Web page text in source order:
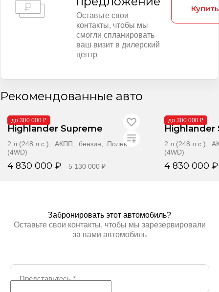
Оставьте свои
контакты, чтобы мы
смогли спланировать
ваш визит в дилерский
центр
Рекомендованные авто
до 300 000 ₽
В наличии
Highlander Supreme
2 л (248 л.с.), АКПП, бензин, Полный
(4WD)
4 830 000 ₽ 5 130 000 ₽
до 300 000 ₽
В наличии
Highlander
2 л (248 л.с.),
(4WD)
4 830 000 ₽
Забронировать этот автомобиль?
Оставьте свои контакты, чтобы мы зарезервировали
за вами автомобиль
Представьтесь*